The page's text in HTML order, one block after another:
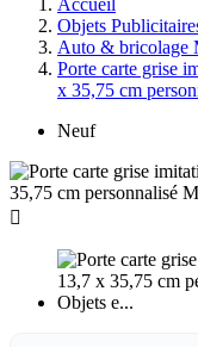
Accueil
Objets
Auto & bricolage
Porte carte grise
x 35,75 cm
Neuf
